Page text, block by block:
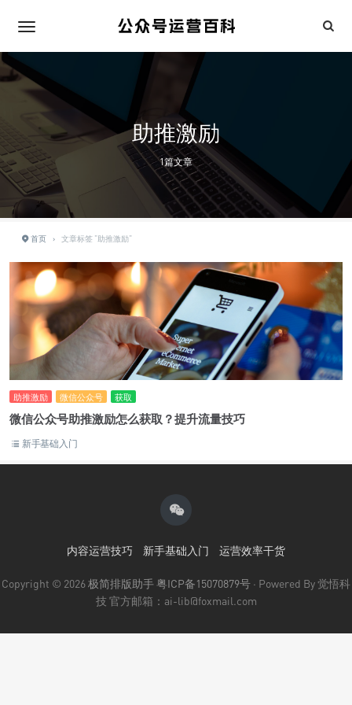
助推激励
1篇文章
首页 › 文章标签 "助推激励"
助推激励 微信公众号 获取
微信公众号助推激励怎么获取？提升流量技巧
新手基础入门
内容运营技巧 新手基础入门 运营效率干货
Copyright © 2026极简排版助手粤ICP备15070879号 · Powered By 觉悟科
技 官方邮箱：ai-lib@foxmail.com